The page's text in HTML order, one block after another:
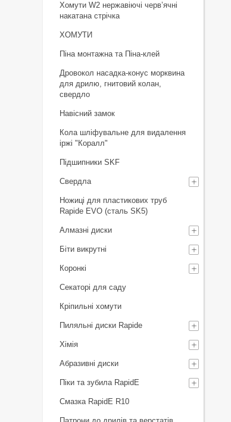
Хомути W2 нержавіючі черв’ячні
накатана стрічка
ХОМУТИ
Піна монтажна та Піна-клей
Дровокол насадка-конус морквина
для дрилю, гнитовий колан,
свердло
Навісний замок
Кола шліфувальне для видалення
іржі "Коралл"
Підшипники SKF
Свердла
Ножиці для пластикових труб
Rapide EVO (сталь SK5)
Алмазні диски
Біти викрутні
Коронкі
Секаторі для саду
Кріпильні хомути
Пиляльні диски Rapide
Хімія
Абразивні диски
Піки та зубила RapidE
Смазка RapidE R10